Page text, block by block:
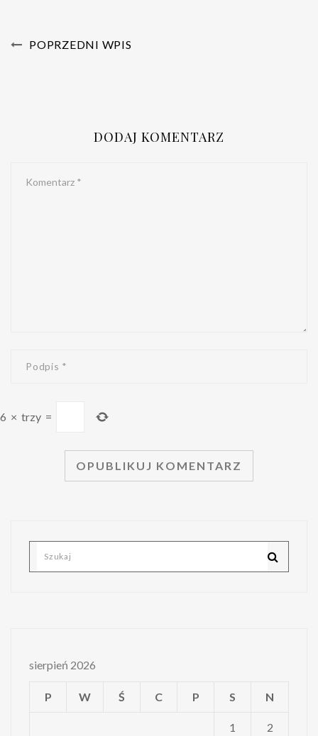
POPRZEDNI WPIS
DODAJ KOMENTARZ
6 × trzy =
sierpień 2026
P W Ś C P S N
1 2